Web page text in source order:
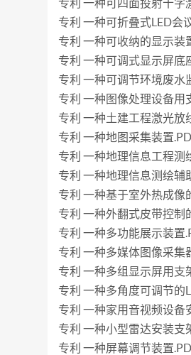
专利 一种可四面投射十字
专利 一种可折叠式LED会
专利 一种可收纳的显示装
专利 一种可调式显示屏底
专利 一种可调节环境废水
专利 一种图像处理设备用
专利 一种土建工程激光放
专利 一种地图采集装置
专利 一种地理信息工程测
专利 一种地理信息测绘辅
专利 一种基于室外热成像
专利 一种外翻式皮带控制
专利 一种多功能展示装置
专利 一种多媒体图像采集
专利 一种多组显示屏用支
专利 一种多角度可调节的
专利 一种家用音视频设备
专利 一种小型雷达安装支
专利 一种屏幕调节装置